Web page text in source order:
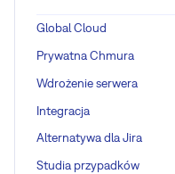
Global Cloud
Prywatna Chmura
Wdrożenie serwera
Integracja
Alternatywa dla Jira
Studia przypadków